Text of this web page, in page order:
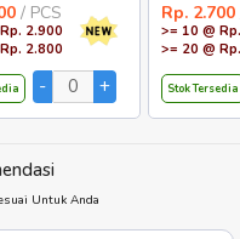
/ PCS
2.900
2.800
Rp. 2.700
>= 10 @
>= 20 @
Stok Tersedia
Untuk Anda